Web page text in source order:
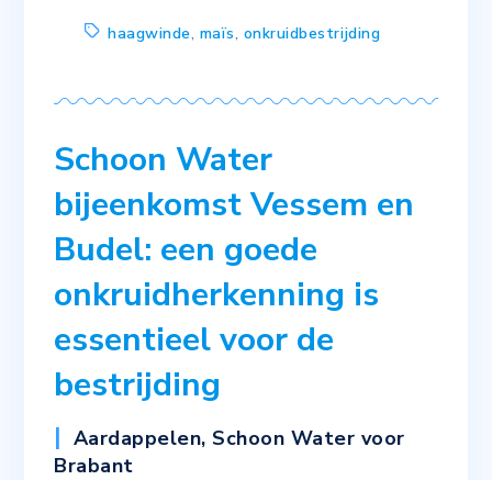
haagwinde, maïs, onkruidbestrijding
Schoon Water
bijeenkomst Vessem en
Budel: een goede
onkruidherkenning is
essentieel voor de
bestrijding
Aardappelen,Schoon Water voor
Brabant